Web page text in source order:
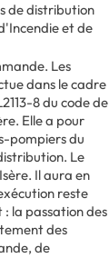
de distribution
et de
Les
dans le cadre
8 du code de
Elle a pour
pompiers du
Le
Il aura en
reste
la passation des
des
de